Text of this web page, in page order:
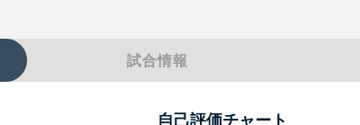
試合情報
自己評価チャート